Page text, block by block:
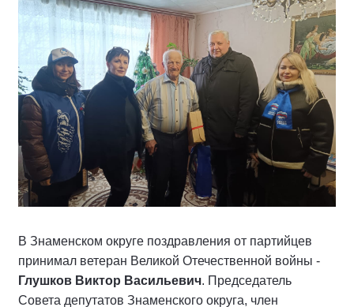
В Знаменском округе поздравления от партийцев
принимал ветеран Великой Отечественной войны -
Глушков Виктор Васильевич. Председатель
Совета депутатов Знаменского округа, член